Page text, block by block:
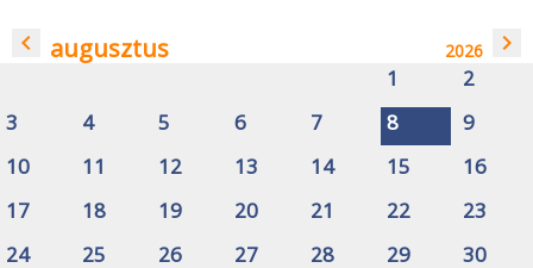
navigate_before augusztus 2026 navigate_next
1
2
3
4 5 6 7 8
9
10
11 12 13 14 15
16
17
18 19 20 21 22
23
24
25 26 27 28 29 30